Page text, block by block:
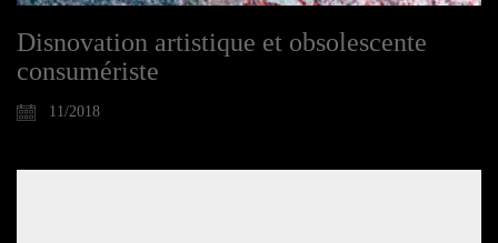
Disnovation artistique et obsolescente
consumériste
11/2018